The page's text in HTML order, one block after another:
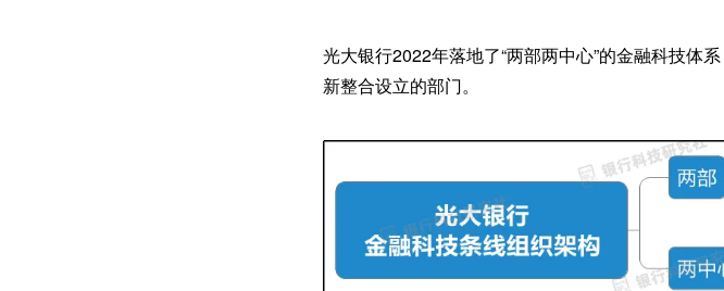
光大银行2022年落地了“两部两中心”的金融科技体
新整合设立的部门。